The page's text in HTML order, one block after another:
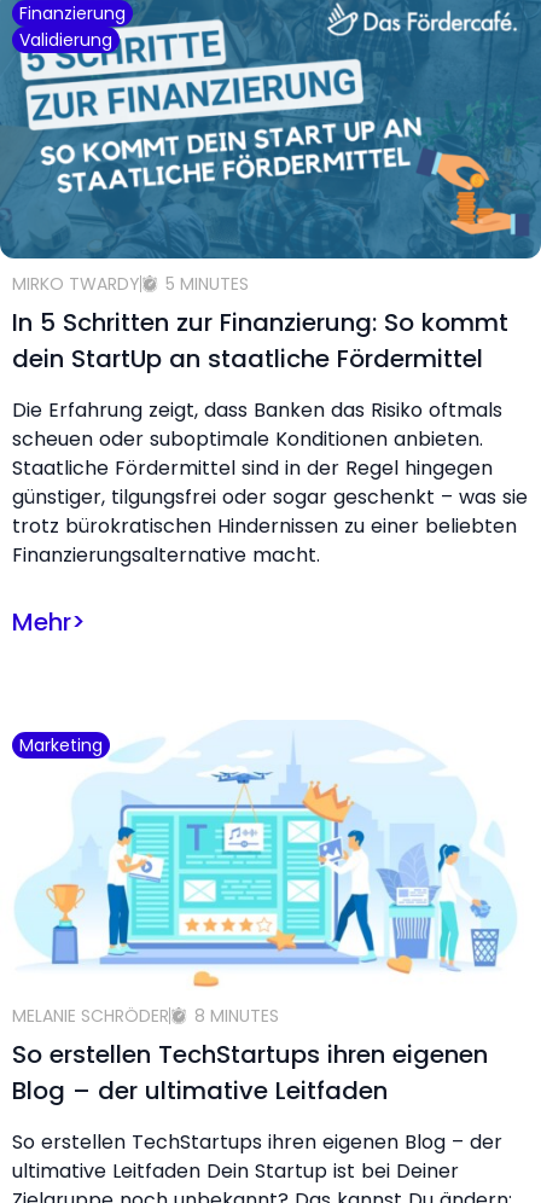
Finanzierung
Validierung
MIRKO TWARDY 5 MINUTES
In 5 Schritten zur Finanzierung: So kommt
dein StartUp an staatliche Fördermittel
Die Erfahrung zeigt, dass Banken das Risiko oftmals
scheuen oder suboptimale Konditionen anbieten.
Staatliche Fördermittel sind in der Regel hingegen
günstiger, tilgungsfrei oder sogar geschenkt – was sie
trotz bürokratischen Hindernissen zu einer beliebten
Finanzierungsalternative macht.
Mehr>
Marketing
MELANIE SCHRÖDER 8 MINUTES
So erstellen TechStartups ihren eigenen
Blog – der ultimative Leitfaden
So erstellen TechStartups ihren eigenen Blog – der
ultimative Leitfaden Dein Startup ist bei Deiner